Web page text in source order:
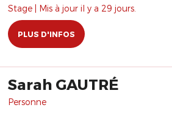
Stage | Mis à jour il y a 29 jours.
PLUS D'INFOS
Sarah GAUTRÉ
Personne